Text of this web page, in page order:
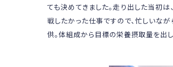
ても決めてきました。走り出した当初
戦したかった仕事ですので、忙しいな
供。体組成から目標の栄養摂取量を出